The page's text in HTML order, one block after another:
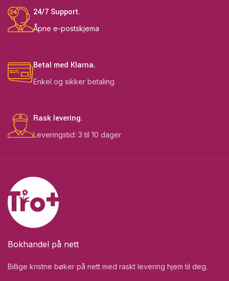
24/7 Support.
Åpne e-postskjema
Betal med Klarna.
Enkel og sikker betaling
Rask levering.
Leveringstid: 3 til 10 dager
Bokhandel på nett
Billige kristne bøker på nett med raskt levering hjem til deg.